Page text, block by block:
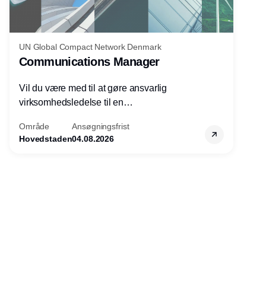
UN Global Compact Network Denmark
Communications Manager
Vil du være med til at gøre ansvarlig
virksomhedsledelse til en
virksomheder?
Område
Hovedstaden
Ansøgningsfrist
04.08.2026